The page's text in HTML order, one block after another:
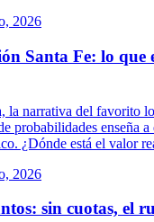
2026
Santa Fe: lo que
la narrativa del favorito
probabilidades enseña a
¿Dónde está el valor
2026
sin cuotas, el